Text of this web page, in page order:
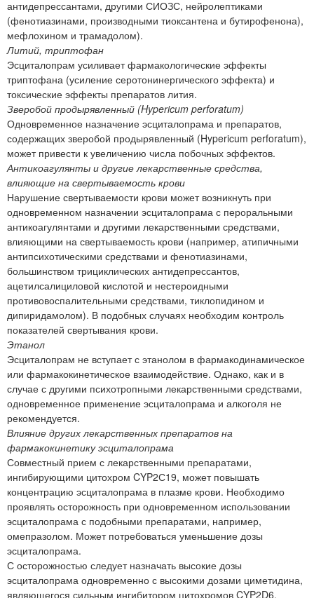
антидепрессантами, другими СИОЗС, нейролептиками
(фенотиазинами, производными тиоксантена и бутирофенона),
мефлохином и трамадолом).
Литий, триптофан
Эсциталопрам усиливает фармакологические эффекты
триптофана (усиление серотонинергического эффекта) и
токсические эффекты препаратов лития.
Зверобой продырявленный (Hypericum perforatum)
Одновременное назначение эсциталопрама и препаратов,
содержащих зверобой продырявленный (Hypericum perforatum),
может привести к увеличению числа побочных эффектов.
Антикоагулянты и другие лекарственные средства,
влияющие на свертываемость крови
Нарушение свертываемости крови может возникнуть при
одновременном назначении эсциталопрама с пероральными
антикоагулянтами и другими лекарственными средствами,
влияющими на свертываемость крови (например, атипичными
антипсихотическими средствами и фенотиазинами,
большинством трициклических антидепрессантов,
ацетилсалициловой кислотой и нестероидными
противовоспалительными средствами, тиклопидином и
дипиридамолом). В подобных случаях необходим контроль
показателей свертывания крови.
Этанол
Эсциталопрам не вступает с этанолом в фармакодинамическое
или фармакокинетическое взаимодействие. Однако, как и в
случае с другими психотропными лекарственными средствами,
одновременное применение эсциталопрама и алкоголя не
рекомендуется.
Влияние других лекарственных препаратов на
фармакокинетику эсциталопрама
Совместный прием с лекарственными препаратами,
ингибирующими цитохром CYP2С19, может повышать
концентрацию эсциталопрама в плазме крови. Необходимо
проявлять осторожность при одновременном использовании
эсциталопрама с подобными препаратами, например,
омепразолом. Может потребоваться уменьшение дозы
эсциталопрама.
С осторожностью следует назначать высокие дозы
эсциталопрама одновременно с высокими дозами циметидина,
являющегося сильным ингибитором цитохромов CYP2D6,